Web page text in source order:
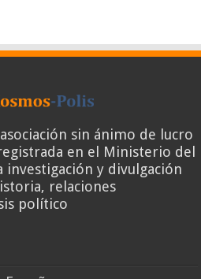
asociación sin ánimo de lucro
en el Ministerio del
y divulgación
relaciones
político